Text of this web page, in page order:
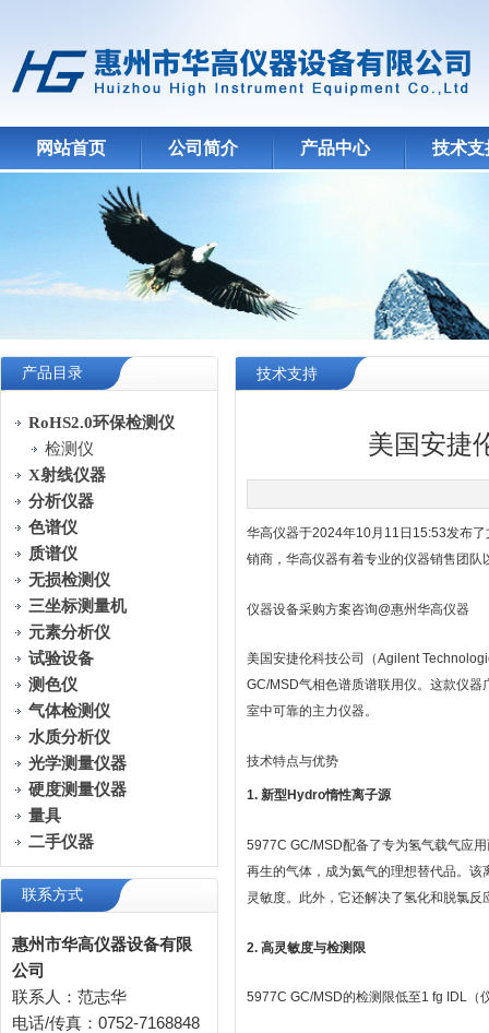
网站首页 公司简介 产品中心 技术支
产品目录
RoHS2.0环保检测仪
检测仪
X射线仪器
分析仪器
色谱仪
质谱仪
无损检测仪
三坐标测量机
元素分析仪
试验设备
测色仪
气体检测仪
水质分析仪
光学测量仪器
硬度测量仪器
量具
二手仪器
联系方式
惠州市华高仪器设备有限
公司
联系人：范志华
电话/传真：0752-7168848
技术支持
美国安捷
华高仪器于2024年10月11日15:53发布
销商，华高仪器有着专业的仪器销售团
仪器设备采购方案咨询@惠州华高仪器
美国安捷伦科技公司（Agilent
GC/MSD气相色谱质谱联用仪。这款仪
室中可靠的主力仪器。
技术特点与优势
1. 新型Hydro惰性离子源
5977C GC/MSD配备了专为氢气载气应
再生的气体，成为氦气的理想替代品。
灵敏度。此外，它还解决了氢化和脱氯
2. 高灵敏度与检测限
5977C GC/MSD的检测限低至1 fg IDL（